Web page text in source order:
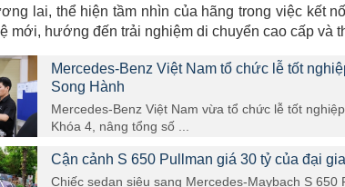
lai, thể hiện tầm nhìn của hãng trong việc kết
mới, hướng đến trải nghiệm di chuyển cao cấp và
Mercedes-Benz Việt Nam tổ chức lễ tốt
Song Hành
Mercedes-Benz Việt Nam vừa tổ chức lễ tốt
Khóa 4, nâng tổng số ...
Cận cảnh S 650 Pullman giá 30 tỷ của đại
Chiếc sedan siêu sang Mercedes-Maybach S